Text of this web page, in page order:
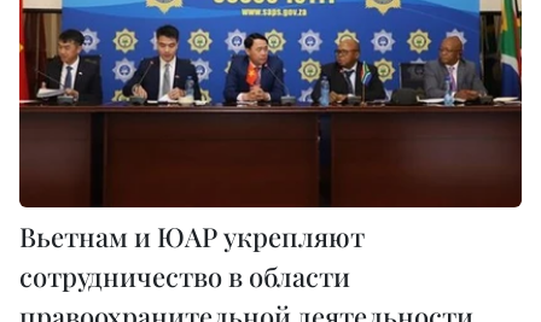
Вьетнам и ЮАР укрепляют
сотрудничество в области